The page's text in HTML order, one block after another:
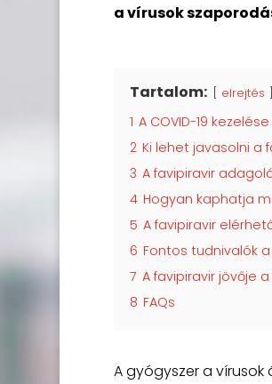
a vírusok
Tartalom: elrejtés
1 A COVID-19
2 Ki lehet javasolni a
3 A favipiravir
4 Hogyan kaphatja
5 A favipiravir
6 Fontos tudnivalók
7 A favipiravir jövője
8 FAQs
A gyógyszer a